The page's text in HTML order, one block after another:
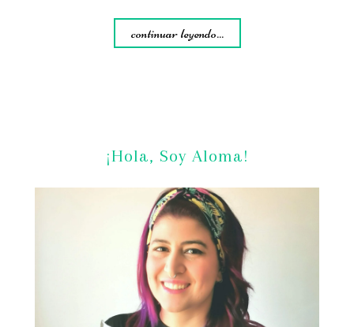
continuar leyendo...
¡Hola, Soy Aloma!